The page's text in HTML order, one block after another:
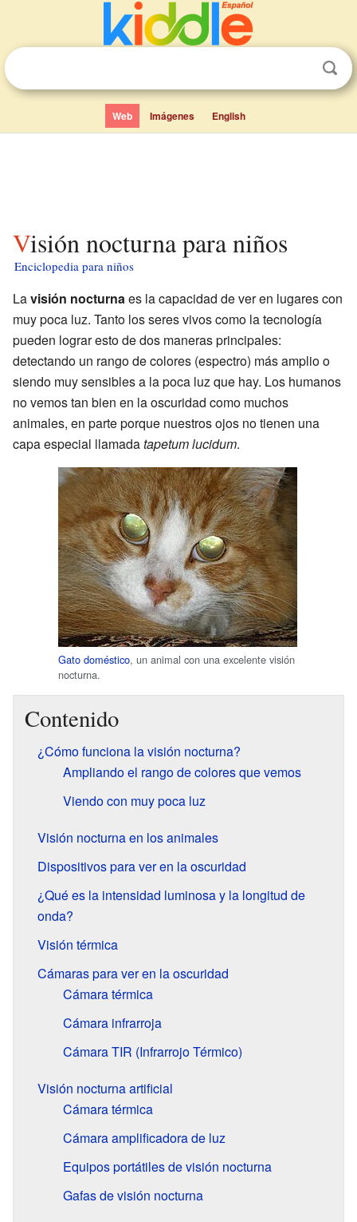
Web Imágenes English
Visión nocturna para niños
Enciclopedia para niños
Lavisión nocturnaes la capacidad de ver en lugares con
muy poca luz. Tanto los seres vivos como la tecnología
pueden lograr esto de dos maneras principales:
detectando un rango de colores (espectro) más amplio o
siendo muy sensibles a la poca luz que hay. Los humanos
no vemos tan bien en la oscuridad como muchos
animales, en parte porque nuestros ojos no tienen una
capa especial llamadatapetum lucidum.
Gato doméstico, un animal con una excelente visión
nocturna.
Contenido
¿Cómo funciona la visión nocturna?
Ampliando el rango de colores que vemos
Viendo con muy poca luz
Visión nocturna en los animales
Dispositivos para ver en la oscuridad
¿Qué es la intensidad luminosa y la longitud de
onda?
Visión térmica
Cámaras para ver en la oscuridad
Cámara térmica
Cámara infrarroja
Cámara TIR (Infrarrojo Térmico)
Visión nocturna artificial
Cámara térmica
Cámara amplificadora de luz
Equipos portátiles de visión nocturna
Gafas de visión nocturna